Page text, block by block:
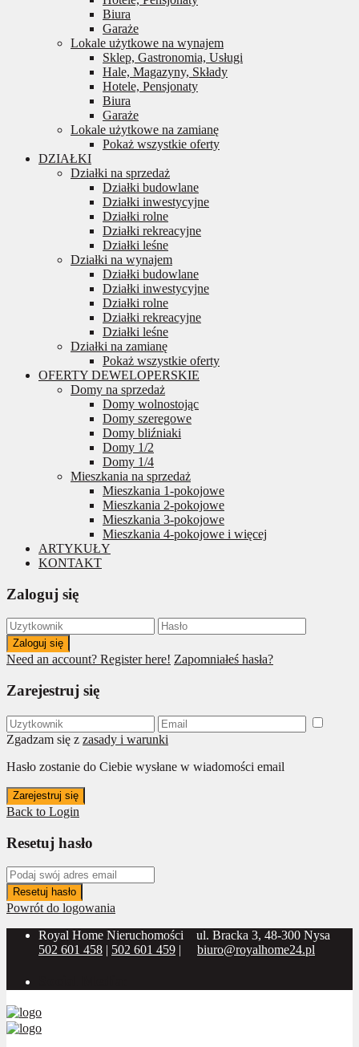
Biura
Garaże
Lokale użytkowe na wynajem
Sklep, Gastronomia, Usługi
Hale, Magazyny, Składy
Hotele, Pensjonaty
Biura
Garaże
Lokale użytkowe na zamianę
Pokaż wszystkie oferty
DZIAŁKI
Działki na sprzedaż
Działki budowlane
Działki inwestycyjne
Działki rolne
Działki rekreacyjne
Działki leśne
Działki na wynajem
Działki budowlane
Działki inwestycyjne
Działki rolne
Działki rekreacyjne
Działki leśne
Działki na zamianę
Pokaż wszystkie oferty
OFERTY DEWELOPERSKIE
Domy na sprzedaż
Domy wolnostojąc
Domy szeregowe
Domy bliźniaki
Domy 1/2
Domy 1/4
Mieszkania na sprzedaż
Mieszkania 1-pokojowe
Mieszkania 2-pokojowe
Mieszkania 3-pokojowe
Mieszkania 4-pokojowe i więcej
ARTYKUŁY
KONTAKT
Zaloguj się
Zaloguj się
Need an account? Register here! Zapomniałeś hasła?
Zarejestruj się
Zgadzam się z zasady i warunki
Hasło zostanie do Ciebie wysłane w wiadomości email
Zarejestruj się
Back to Login
Resetuj hasło
Resetuj hasło
Powrót do logowania
Royal Home Nieruchomości
ul. Bracka 3, 48-300 Nysa
502 601 458 | 502 601 459 | biuro@royalhome24.pl